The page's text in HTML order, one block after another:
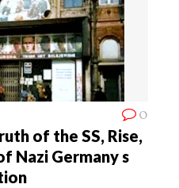
0
of the SS, Rise,
Nazi Germany s